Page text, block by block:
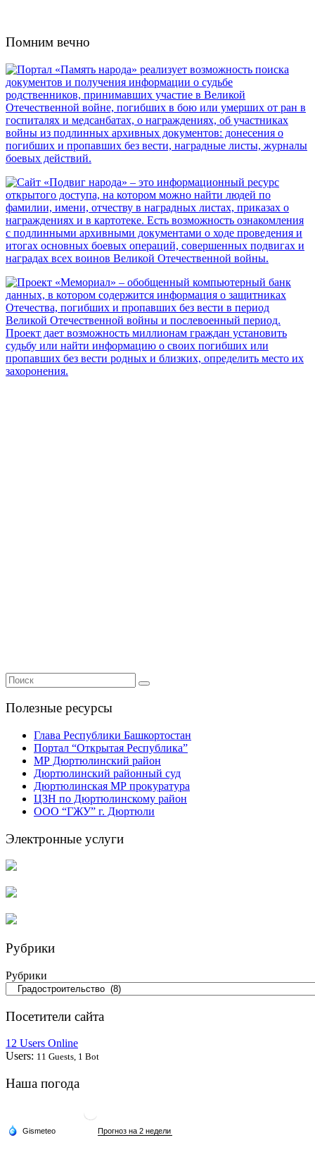
Помним вечно
Полезные ресурсы
Глава Республики Башкортостан
Портал “Открытая Республика”
МР Дюртюлинский район
Дюртюлинский районный суд
Дюртюлинская МР прокуратура
ЦЗН по Дюртюлинскому район
ООО “ГЖУ” г. Дюртюли
Электронные услуги
Рубрики
Рубрики
Посетители сайта
12 Users Online
Users: 11 Guests, 1 Bot
Наша погода